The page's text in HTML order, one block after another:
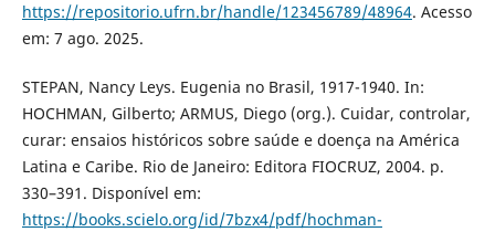
https://repositorio.ufrn.br/handle/123456789/48964. Acesso
em: 7 ago. 2025.
STEPAN, Nancy Leys. Eugenia no Brasil, 1917-1940. In:
HOCHMAN, Gilberto; ARMUS, Diego (org.). Cuidar, controlar,
curar: ensaios históricos sobre saúde e doença na América
Latina e Caribe. Rio de Janeiro: Editora FIOCRUZ, 2004. p.
330–391. Disponível em:
https://books.scielo.org/id/7bzx4/pdf/hochman-